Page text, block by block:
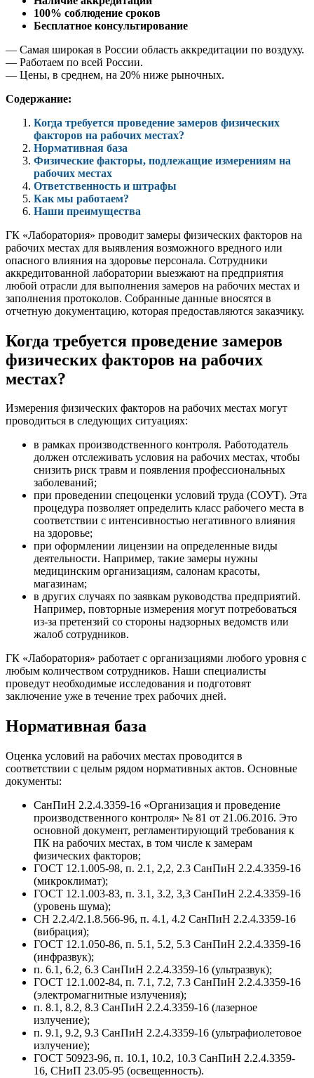
100% соблюдение сроков
Бесплатное консультирование
— Самая широкая в России область аккредитации по воздуху.
— Работаем по всей России.
— Цены, в среднем, на 20% ниже рыночных.
Содержание:
Когда требуется проведение замеров физических
факторов на рабочих местах?
Нормативная база
Физические факторы, подлежащие измерениям на
рабочих местах
Ответственность и штрафы
Как мы работаем?
Наши преимущества
ГК «Лаборатория» проводит замеры физических факторов на
рабочих местах для выявления возможного вредного или
опасного влияния на здоровье персонала. Сотрудники
аккредитованной лаборатории выезжают на предприятия
любой отрасли для выполнения замеров на рабочих местах и
заполнения протоколов. Собранные данные вносятся в
отчетную документацию, которая предоставляются заказчику.
Когда требуется проведение замеров
физических факторов на рабочих
местах?
Измерения физических факторов на рабочих местах могут
проводиться в следующих ситуациях:
в рамках производственного контроля. Работодатель
должен отслеживать условия на рабочих местах, чтобы
снизить риск травм и появления профессиональных
заболеваний;
при проведении спецоценки условий труда (СОУТ). Эта
процедура позволяет определить класс рабочего места в
соответствии с интенсивностью негативного влияния
на здоровье;
при оформлении лицензии на определенные виды
деятельности. Например, такие замеры нужны
медицинским организациям, салонам красоты,
магазинам;
в других случаях по заявкам руководства предприятий.
Например, повторные измерения могут потребоваться
из-за претензий со стороны надзорных ведомств или
жалоб сотрудников.
ГК «Лаборатория» работает с организациями любого уровня с
любым количеством сотрудников. Наши специалисты
проведут необходимые исследования и подготовят
заключение уже в течение трех рабочих дней.
Нормативная база
Оценка условий на рабочих местах проводится в
соответствии с целым рядом нормативных актов. Основные
документы:
СанПиН 2.2.4.3359-16 «Организация и проведение
производственного контроля» № 81 от 21.06.2016. Это
основной документ, регламентирующий требования к
ПК на рабочих местах, в том числе к замерам
физических факторов;
ГОСТ 12.1.005-98, п. 2.1, 2,2, 2.3 СанПиН 2.2.4.3359-16
(микроклимат);
ГОСТ 12.1.003-83, п. 3.1, 3.2, 3,3 СанПиН 2.2.4.3359-16
(уровень шума);
СН 2.2.4/2.1.8.566-96, п. 4.1, 4.2 СанПиН 2.2.4.3359-16
(вибрация);
ГОСТ 12.1.050-86, п. 5.1, 5.2, 5.3 СанПиН 2.2.4.3359-16
(инфразвук);
п. 6.1, 6.2, 6.3 СанПиН 2.2.4.3359-16 (ультразвук);
ГОСТ 12.1.002-84, п. 7.1, 7.2, 7.3 СанПиН 2.2.4.3359-16
(электромагнитные излучения);
п. 8.1, 8.2, 8.3 СанПиН 2.2.4.3359-16 (лазерное
излучение);
п. 9.1, 9.2, 9.3 СанПиН 2.2.4.3359-16 (ультрафиолетовое
излучение);
ГОСТ 50923-96, п. 10.1, 10.2, 10.3 СанПиН 2.2.4.3359-
16, СНиП 23.05-95 (освещенность).